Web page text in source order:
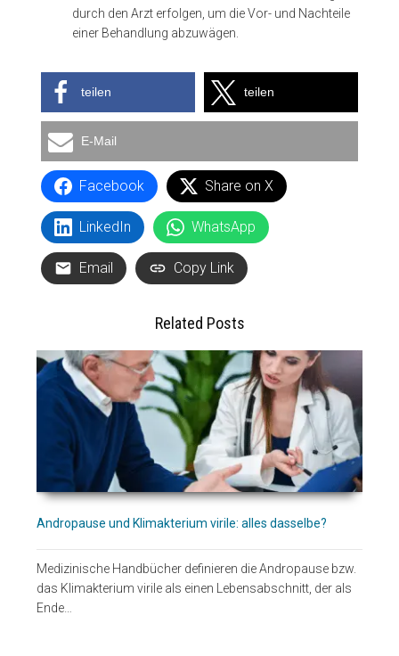
durch den Arzt erfolgen, um die Vor- und Nachteile
einer Behandlung abzuwägen.
teilen teilen
E-Mail
Facebook Share on X
LinkedIn WhatsApp
Email Copy Link
Related Posts
Andropause und Klimakterium virile: alles dasselbe?
Medizinische Handbücher definieren die Andropause bzw.
das Klimakterium virile als einen Lebensabschnitt, der als
Ende…